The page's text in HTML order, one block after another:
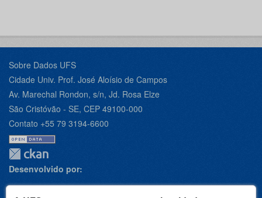
Sobre Dados UFS
Cidade Univ. Prof. José Aloísio de Campos
Av. Marechal Rondon, s/n, Jd. Rosa Elze
São Cristóvão - SE, CEP 49100-000
Contato +55 79 3194-6600
Desenvolvido por: